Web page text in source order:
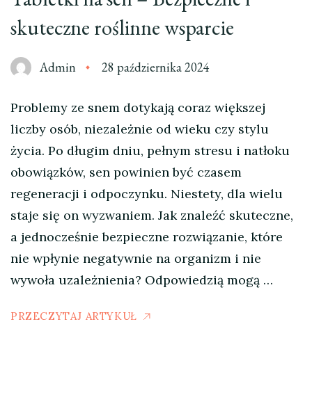
skuteczne roślinne wsparcie
Admin 28 października 2024
Problemy ze snem dotykają coraz większej
liczby osób, niezależnie od wieku czy stylu
życia. Po długim dniu, pełnym stresu i natłoku
obowiązków, sen powinien być czasem
regeneracji i odpoczynku. Niestety, dla wielu
staje się on wyzwaniem. Jak znaleźć skuteczne,
a jednocześnie bezpieczne rozwiązanie, które
nie wpłynie negatywnie na organizm i nie
wywoła uzależnienia? Odpowiedzią mogą …
PRZECZYTAJ ARTYKUŁ